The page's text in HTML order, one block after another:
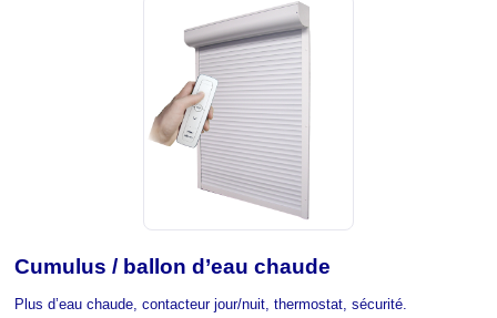
Cumulus / ballon d’eau chaude
Plus d’eau chaude, contacteur jour/nuit, thermostat, sécurité.